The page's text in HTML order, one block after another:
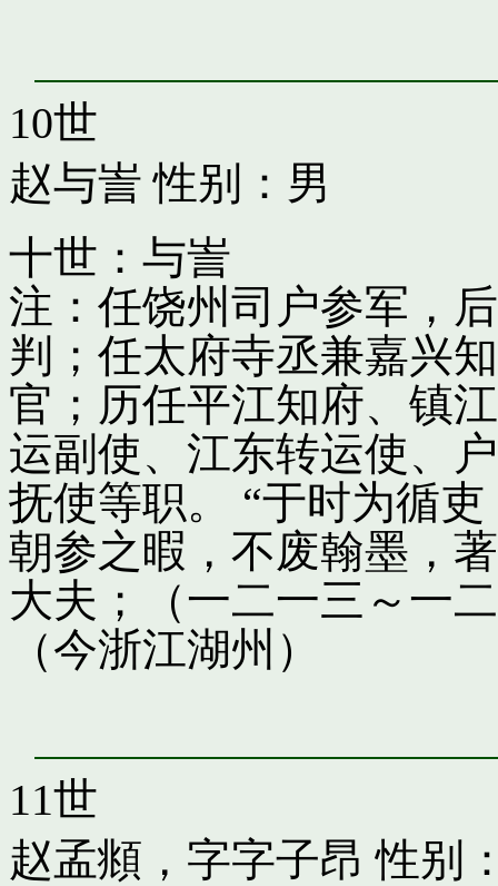
10世
赵与訔 性别：男
十世：与訔
注：任饶州司户参军，
判；任太府寺丞兼嘉兴
官；历任平江知府、镇
运副使、江东转运使、
抚使等职。 “于时为循
朝参之暇，不废翰墨，
大夫；（一二一三～一
（今浙江湖州）
11世
赵孟頫，字字子昂 性别